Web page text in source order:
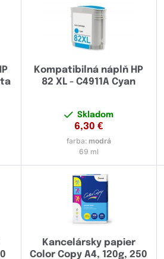
Kompatibilná náplň HP
82 XL - C4911A Cyan
Skladom
6,30 €
farba: modrá
69 ml
Kancelársky papier
Color Copy A4, 120g, 250